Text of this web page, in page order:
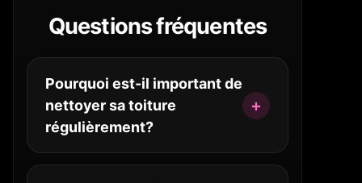
Questions fréquentes
Pourquoi est-il important de
nettoyer sa toiture
régulièrement?